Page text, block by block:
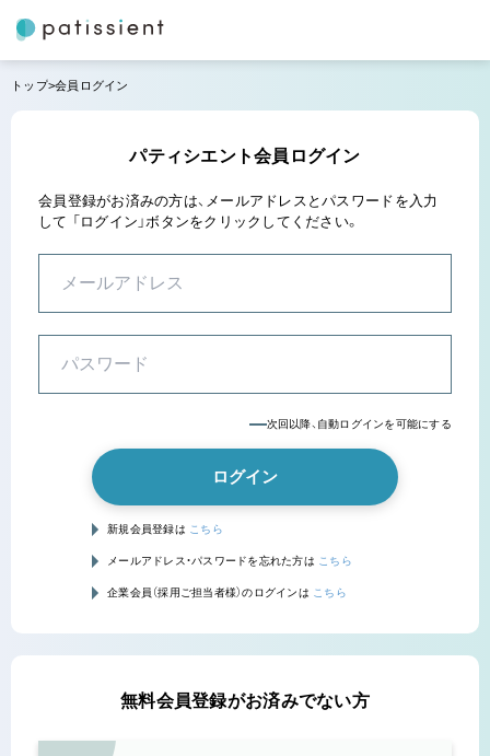
トップ 会員ログイン
パティシエント会員ログイン
会員登録がお済みの方は、メールアドレスとパスワードを入力
して 「ログイン」ボタンをクリックしてください。
次回以降、自動ログインを可能にする
ログイン
新規会員登録は こちら
メールアドレス・パスワードを忘れた方は こちら
企業会員（採用ご担当者様）のログインは こちら
無料会員登録がお済みでない方